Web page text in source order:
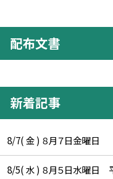
配布文書
新着記事
8/7( 金 ) ８月７日金曜日
8/5( 水 ) ８月５日水曜日